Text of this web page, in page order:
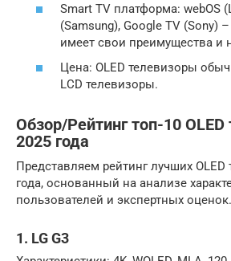
Smart TV платформа: webOS
(Samsung), Google TV (Sony)
имеет свои преимущества и
Цена: OLED телевизоры
LCD телевизоры.
Обзор/Рейтинг топ-10 OLED
2025 года
Представляем рейтинг лучших OLED
года, основанный на анализе
пользователей и экспертных оценок.
1. LG G3